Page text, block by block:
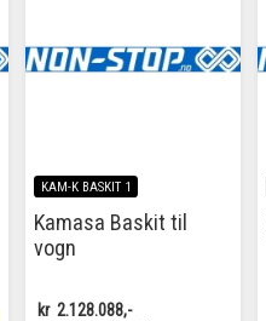
KAM-K BASKIT 1
Kamasa Baskit til
vogn
kr 2.128.088,-